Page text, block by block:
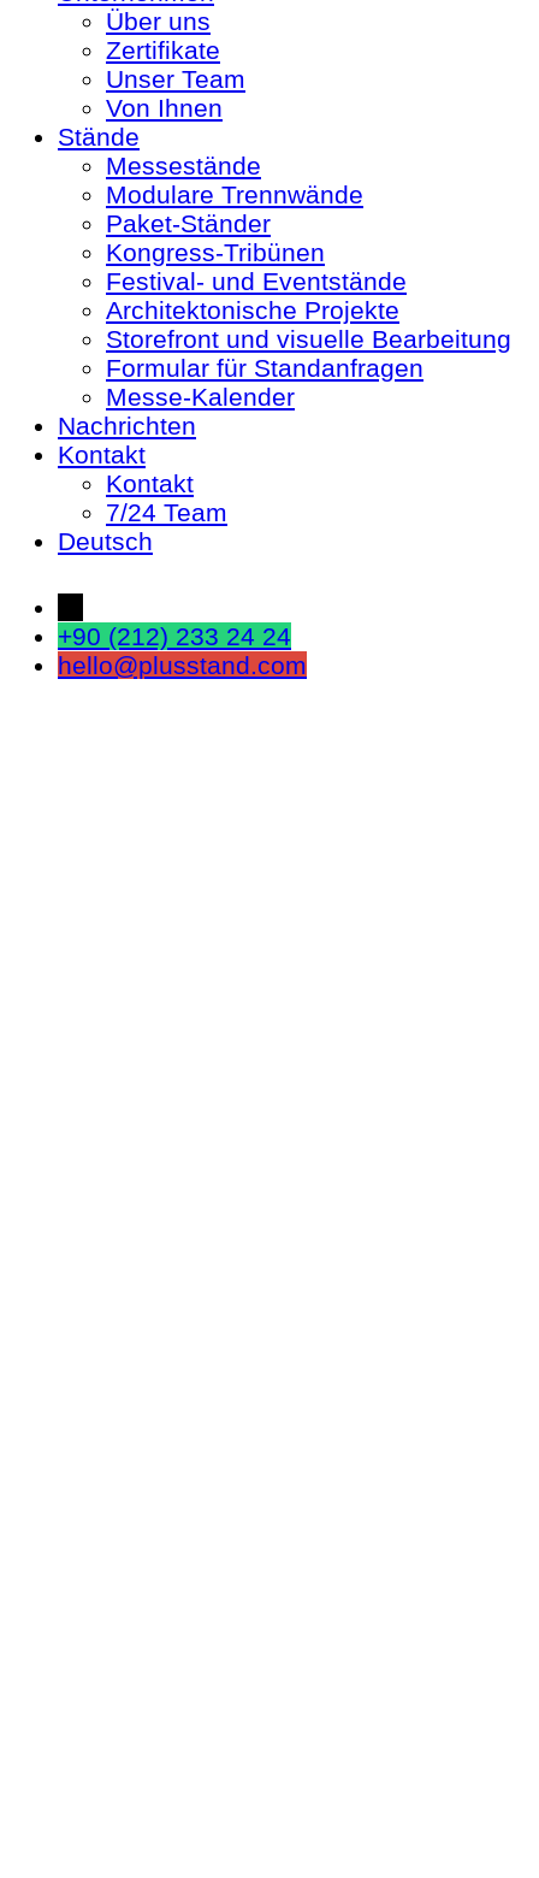
Über uns
Zertifikate
Unser Team
Von Ihnen
Stände
Messestände
Modulare Trennwände
Paket-Ständer
Kongress-Tribünen
Festival- und Eventstände
Architektonische Projekte
Storefront und visuelle Bearbeitung
Formular für Standanfragen
Messe-Kalender
Nachrichten
Kontakt
Kontakt
7/24 Team
Deutsch
+90 (212) 233 24 24
hello@plusstand.com